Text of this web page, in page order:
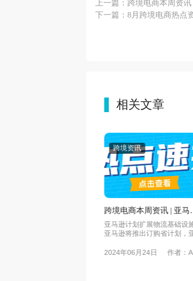
上一篇：跨境电商本周资
下一篇：8月跨境电商热点
相关文章
跨境电商本周资讯 | 亚马逊
计划扩展物流基础设施，亚
马逊将推出订购省计划
亚马逊计划扩展物流基础设施，
亚马逊将推出订购省计划，亚马
2024年06月24日 作者：Anya
跨
跨境
多渠
阿里
亚马
动，
2024